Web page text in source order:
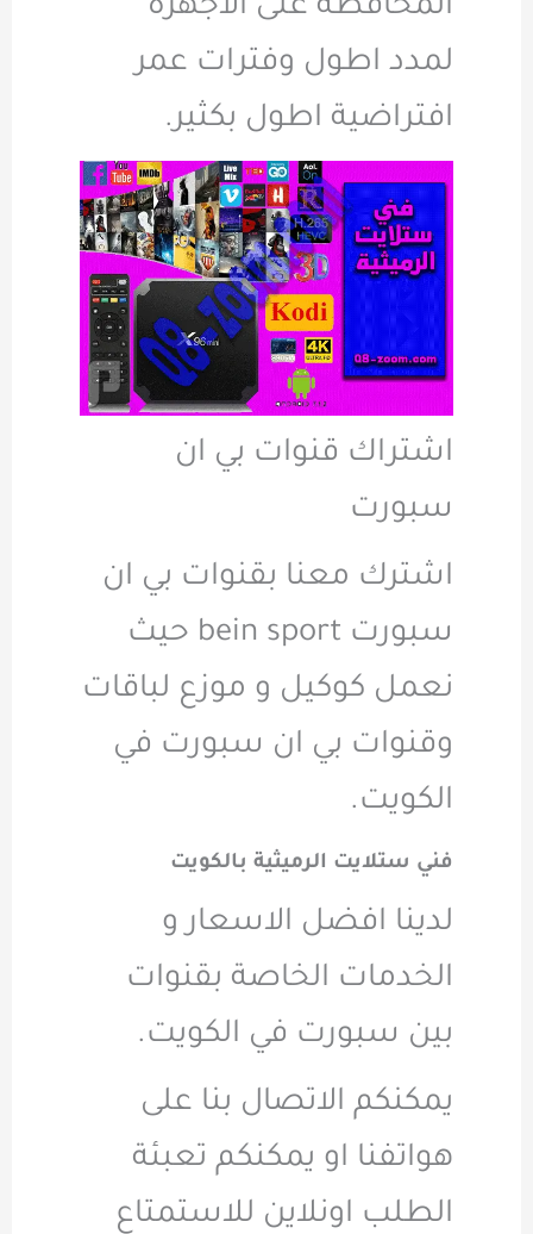
المحافظة على الاجهزة
لمدد اطول وفترات عمر
افتراضية اطول بكثير.
اشتراك قنوات بي ان
سبورت
اشترك معنا بقنوات بي ان
سبورت bein sport حيث
نعمل كوكيل و موزع لباقات
وقنوات بي ان سبورت في
الكويت.
فني ستلايت الرميثية بالكويت
لدينا افضل الاسعار و
الخدمات الخاصة بقنوات
بين سبورت في الكويت.
يمكنكم الاتصال بنا على
هواتفنا او يمكنكم تعبئة
الطلب اونلاين للاستمتاع